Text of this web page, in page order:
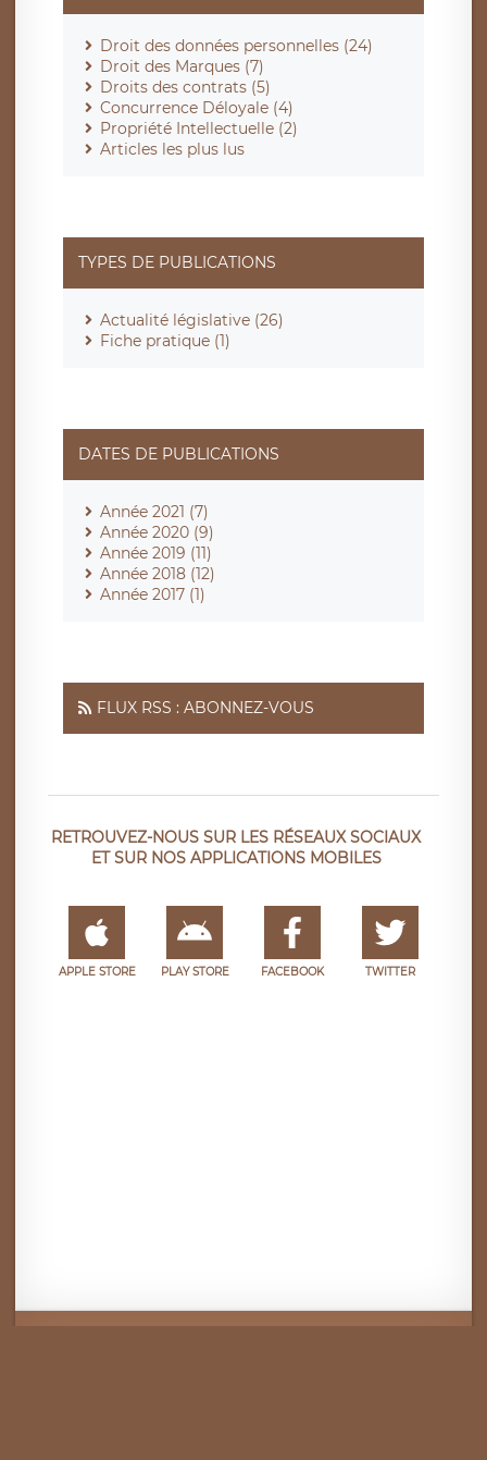
Droit des données personnelles (24)
Droit des Marques (7)
Droits des contrats (5)
Concurrence Déloyale (4)
Propriété Intellectuelle (2)
Articles les plus lus
TYPES DE PUBLICATIONS
Actualité législative (26)
Fiche pratique (1)
DATES DE PUBLICATIONS
Année 2021 (7)
Année 2020 (9)
Année 2019 (11)
Année 2018 (12)
Année 2017 (1)
FLUX RSS : ABONNEZ-VOUS
RETROUVEZ-NOUS SUR LES RÉSEAUX SOCIAUX
ET SUR NOS APPLICATIONS MOBILES
APPLE STORE PLAY STORE FACEBOOK TWITTER